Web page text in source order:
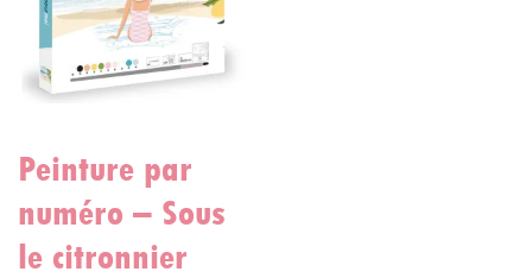
Peinture par
numéro – Sous
le citronnier